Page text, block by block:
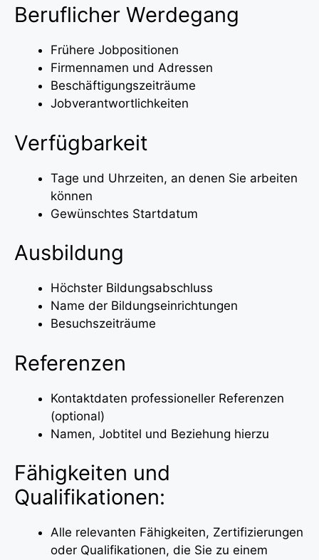
Beruflicher Werdegang
Frühere Jobpositionen
Firmennamen und Adressen
Beschäftigungszeiträume
Jobverantwortlichkeiten
Verfügbarkeit
Tage und Uhrzeiten, an denen Sie arbeiten
können
Gewünschtes Startdatum
Ausbildung
Höchster Bildungsabschluss
Name der Bildungseinrichtungen
Besuchszeiträume
Referenzen
Kontaktdaten professioneller Referenzen
(optional)
Namen, Jobtitel und Beziehung hierzu
Fähigkeiten und
Qualifikationen:
Alle relevanten Fähigkeiten, Zertifizierungen
oder Qualifikationen, die Sie zu einem